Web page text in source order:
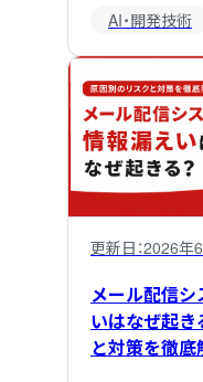
AI・開発技術
更新日：2026年
メール配信
いはなぜ起き
と対策を徹底